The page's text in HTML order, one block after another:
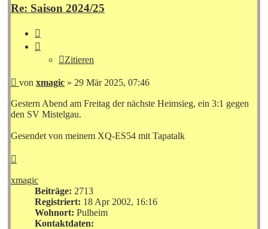
Re: Saison 2024/25
Zitieren
Beitrag
von xmagic » 29 Mär 2025, 07:46
Gestern Abend am Freitag der nächste Heimsieg, ein 3:1 gegen
den SV Mistelgau.
Gesendet von meinem XQ-ES54 mit Tapatalk
xmagic
Beiträge: 2713
Registriert: 18 Apr 2002, 16:16
Wohnort: Pulheim
Kontaktdaten: